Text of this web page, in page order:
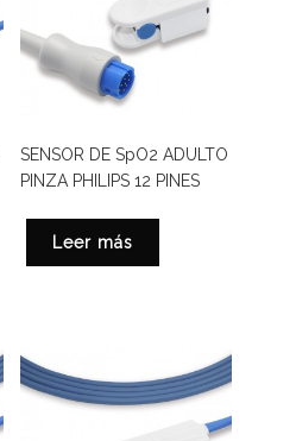
SENSOR DE SpO2 ADULTO
PINZA PHILIPS 12 PINES
Leer más